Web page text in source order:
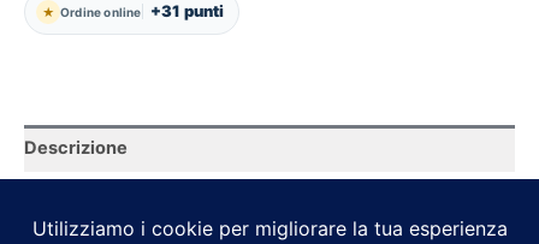
★ Ordine online +31 punti
Descrizione
champignon freschi, basilico